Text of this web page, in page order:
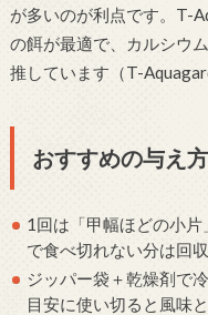
が多いのが利点です。T-
の餌が最適で、カルシウ
推しています（T-
おすすめの与え
1回は「甲幅ほどの小
で食べ切れない分は回収
ジッパー袋＋乾燥剤で
目安に使い切ると風味